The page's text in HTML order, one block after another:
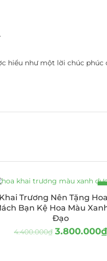
hiểu như một lời chúc
-
Khai Trương Nên Tặng
Bạn Kệ Hoa Màu
Đạo
4.400.000₫ 3.800.000₫